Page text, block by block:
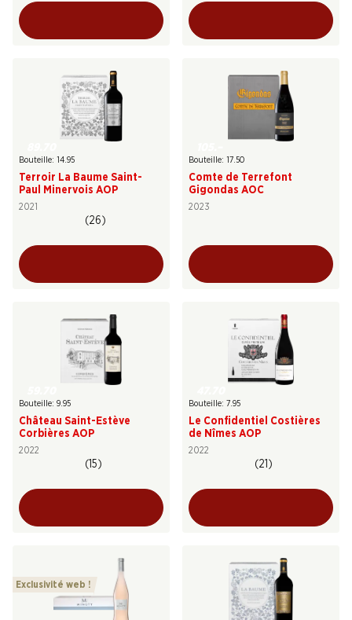
Bouteille: 14.95
Terroir La Baume Saint-
Paul Minervois AOP
2021
(26)
Bouteille: 17.50
Comte de Terrefont
Gigondas AOC
2023
Bouteille: 9.95
Château Saint-Estève
Corbières AOP
2022
(15)
Bouteille: 7.95
Le Confidentiel Costières
de Nîmes AOP
2022
(21)
Exclusivité web !